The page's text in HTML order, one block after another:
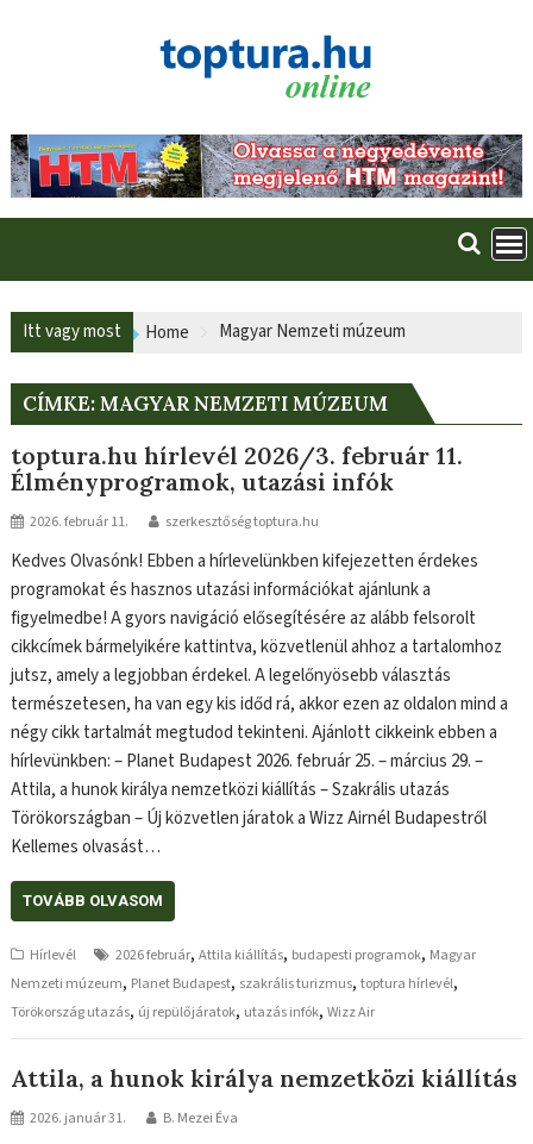
Itt vagy most Home Magyar Nemzeti múzeum
CÍMKE:MAGYAR NEMZETI MÚZEUM
toptura.hu hírlevél 2026/3. február 11.
Élményprogramok, utazási infók
2026. február 11. szerkesztőség toptura.hu
Kedves Olvasónk! Ebben a hírlevelünkben kifejezetten érdekes
programokat és hasznos utazási információkat ajánlunk a
figyelmedbe! A gyors navigáció elősegítésére az alább felsorolt
cikkcímek bármelyikére kattintva, közvetlenül ahhoz a tartalomhoz
jutsz, amely a legjobban érdekel. A legelőnyösebb választás
természetesen, ha van egy kis időd rá, akkor ezen az oldalon mind a
négy cikk tartalmát megtudod tekinteni. Ajánlott cikkeink ebben a
hírlevünkben: – Planet Budapest 2026. február 25. – március 29. –
Attila, a hunok királya nemzetközi kiállítás – Szakrális utazás
Törökországban – Új közvetlen járatok a Wizz Airnél Budapestről
Kellemes olvasást…
TOVÁBB OLVASOM
Hírlevél 2026 február,Attila kiállítás, budapesti programok, Magyar
Nemzeti múzeum, Planet Budapest, szakrális turizmus,toptura hírlevél,
Törökország utazás, új repülőjáratok, utazás infók,Wizz Air
Attila, a hunok királya nemzetközi kiállítás
2026. január 31. B. Mezei Éva